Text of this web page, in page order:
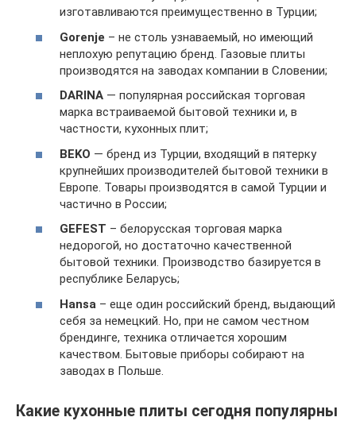
изготавливаются преимущественно в Турции;
Gorenje – не столь узнаваемый, но имеющий
неплохую репутацию бренд. Газовые плиты
производятся на заводах компании в Словении;
DARINA — популярная российская торговая
марка встраиваемой бытовой техники и, в
частности, кухонных плит;
BEKO — бренд из Турции, входящий в пятерку
крупнейших производителей бытовой техники в
Европе. Товары производятся в самой Турции и
частично в России;
GEFEST – белорусская торговая марка
недорогой, но достаточно кaчественной
бытовой техники. Производство базируется в
республике Беларусь;
Hansa – еще один российский бренд, выдающий
себя за немецкий. Но, при не самом честном
брендинге, техника отличается хорошим
качеством. Бытовые приборы собирают нa
заводах в Польше.
Какие кухонные плиты сегодня популярны